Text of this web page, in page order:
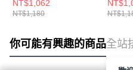
Pocket T 中大童 短袖
上衣 藍色
NT$1,062
NT$1,180
Shirt
藍色
你可能有興趣的商品全站